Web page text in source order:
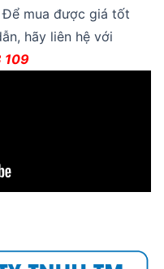
Để mua được giá tốt
hãy liên hệ với
109